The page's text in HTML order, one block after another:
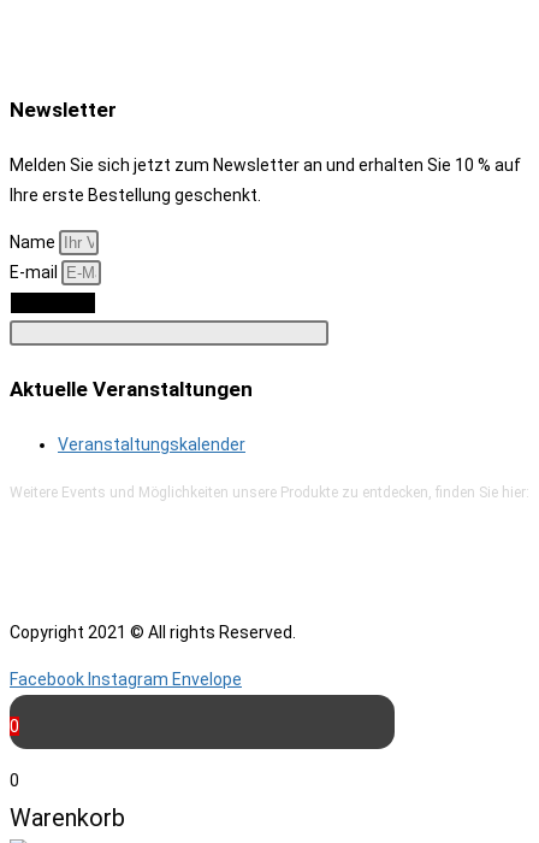
Newsletter
Melden Sie sich jetzt zum Newsletter an und erhalten Sie 10 % auf
Ihre erste Bestellung geschenkt.
Name
E-mail
Aktuelle Veranstaltungen
Veranstaltungskalender
Weitere Events und Möglichkeiten unsere Produkte zu entdecken, finden Sie hier:
Copyright 2021 © All rights Reserved.
Facebook Instagram Envelope
0
0
Warenkorb